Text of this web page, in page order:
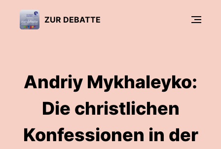
ZUR DEBATTE
Andriy Mykhaleyko:
Die christlichen
Konfessionen in der